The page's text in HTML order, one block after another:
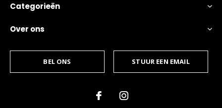
Categorieën
Over ons
BEL ONS STUUR EEN EMAIL